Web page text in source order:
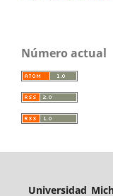
Número actual
Universidad